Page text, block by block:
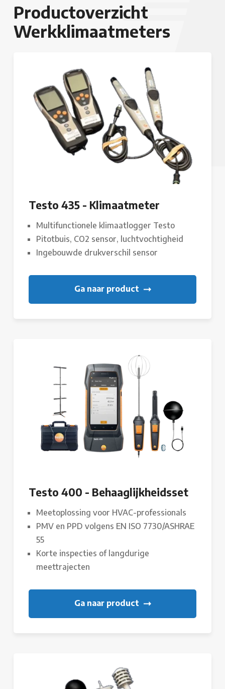
Productoverzicht
Werkklimaatmeters
Testo 435 - Klimaatmeter
Multifunctionele klimaatlogger Testo
Pitotbuis, CO2 sensor, luchtvochtigheid
Ingebouwde drukverschil sensor
Ga naar product
Testo 400 - Behaaglijkheidsset
Meetoplossing voor HVAC-professionals
PMV en PPD volgens EN ISO 7730/ASHRAE
55
Korte inspecties of langdurige
meettrajecten
Ga naar product